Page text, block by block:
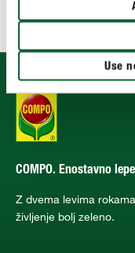
Use
TEHNIČNE
COMPO. Enostavno
Z dvema levima
življenje bolj zeleno.